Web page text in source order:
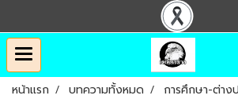
หน้าแรก บทความทั้งหมด
การศึกษา-ต่าง